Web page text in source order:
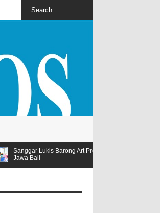
Art Production Ramaikan Lomba Lukis Tema